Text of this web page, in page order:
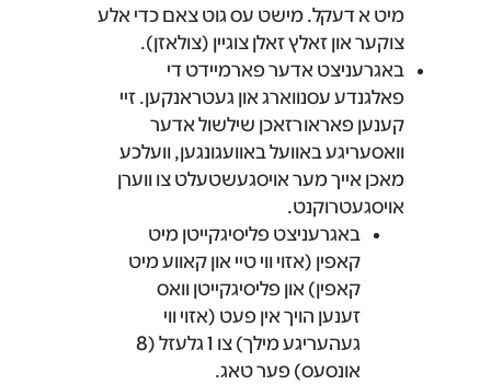
מיט א דעקל. מישט עס גוט צאם כדי אלע
צוקער און זאלץ זאלן צוגיין (צולאזן).
באגרעניצט אדער פארמיידט די
פאלגנדע עסנווארג און געטראנקען. זיי
קענען פאראורזאכן שילשול אדער
וואסעריגע באוועל באוועגונגען, וועלכע
מאכן אייך מער אויסגעשטעלט צו ווערן
אויסגעטרוקנט.
באגרעניצט פליסיגקייטן מיט
קאפין (אזוי ווי טיי און קאווע מיט
קאפין) און פליסיגקייטן וואס
זענען הויך אין פעט (אזוי ווי
געהעריגע מילך) צו 1 גלעזל (8
אונסעס) פער טאג.